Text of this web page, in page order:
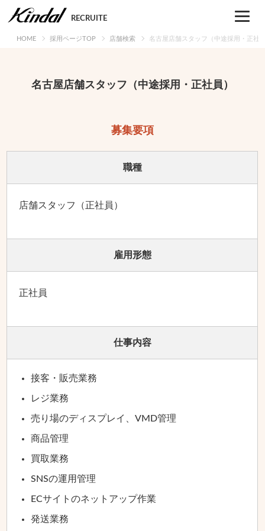
RECRUITE
HOME 採用ページTOP 店舗検索 名古屋店舗スタッフ（中途採用・正社
名古屋店舗スタッフ（中途採用・正社員）
募集要項
職種
店舗スタッフ（正社員）
雇用形態
正社員
仕事内容
接客・販売業務
レジ業務
売り場のディスプレイ、VMD管理
商品管理
買取業務
SNSの運用管理
ECサイトのネットアップ作業
発送業務